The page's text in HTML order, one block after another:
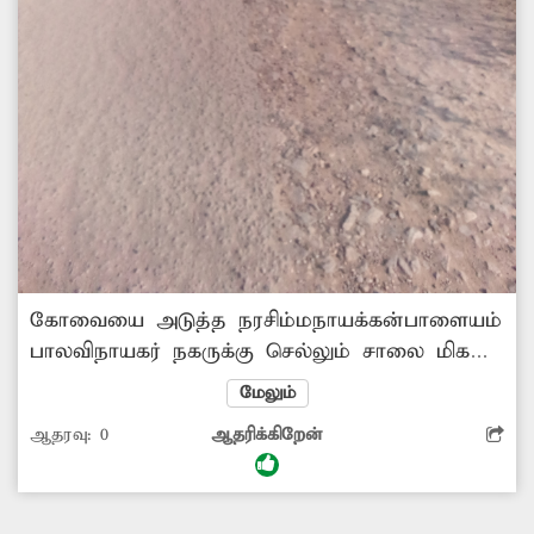
கோவையை அடுத்த நரசிம்மநாயக்கன்பாளையம்
பாலவிநாயகர் நகருக்கு செல்லும் சாலை மிகவும்
பழுதடைந்து குண்டும், குழியுமாக
காணப்படுகிறது. பல இடங்களில் சாலை
இருப்பதே தெரியாத அளவிற்கு பெயர்ந்து
கிடக்கிறது. அத்துடன் சாலையோரத்தில்
மேலும்
ஆதரவு: 0 ஆதரிக்கிறேன்